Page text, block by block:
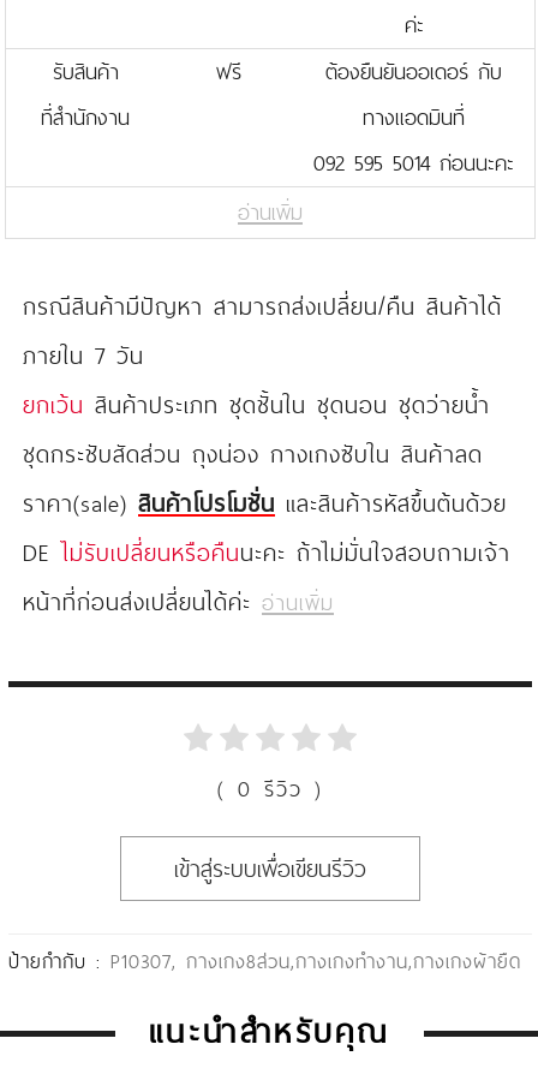
ค่ะ
รับสินค้า
ที่สำนักงาน
ฟรี
ต้องยืนยันออเดอร์ กับ
ทางแอดมินที่
092 595 5014 ก่อนนะคะ
อ่านเพิ่ม
กรณีสินค้ามีปัญหา สามารถส่งเปลี่ยน/คืน สินค้าได้
ภายใน 7 วัน
ยกเว้น สินค้าประเภท ชุดชั้นใน ชุดนอน ชุดว่ายน้ำ
ชุดกระชับสัดส่วน ถุงน่อง กางเกงซับใน สินค้าลด
ราคา(sale) สินค้าโปรโมชั่น และสินค้ารหัสขึ้นต้นด้วย
DE ไม่รับเปลี่ยนหรือคืนนะคะ ถ้าไม่มั่นใจสอบถามเจ้า
หน้าที่ก่อนส่งเปลี่ยนได้ค่ะ อ่านเพิ่ม
( 0 รีวิว )
เข้าสู่ระบบเพื่อเขียนรีวิว
ป้ายกำกับ :P10307,กางเกง8ส่วน,กางเกงทำงาน,กางเกงผ้ายืด
แนะนำสำหรับคุณ